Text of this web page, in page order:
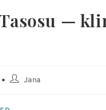
—
Post Jana